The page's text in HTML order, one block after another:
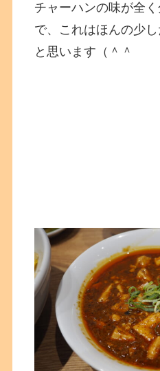
チャーハンの味が全
で、これはほんの少
と思います（＾＾